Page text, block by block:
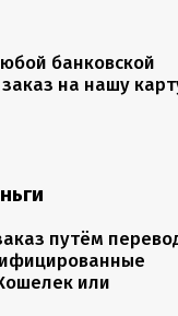
банковской
на нашу
путём
или